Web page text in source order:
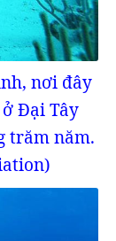
nơi đây
Đại Tây
trăm năm.